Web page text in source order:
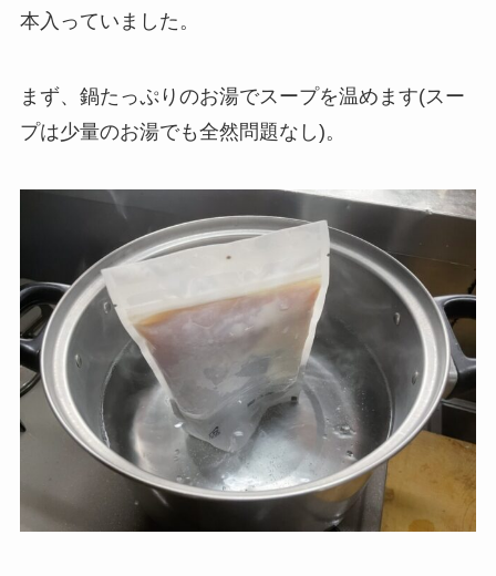
本入っていました。
まず、鍋たっぷりのお湯でスープを温めます(スー
プは少量のお湯でも全然問題なし)。